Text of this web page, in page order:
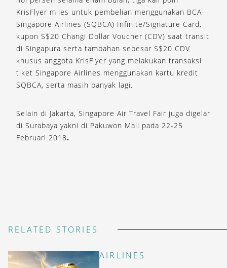
KrisFlyer miles untuk pembelian menggunakan BCA-
Singapore Airlines (SQBCA) Infinite/Signature Card,
kupon S$20 Changi Dollar Voucher (CDV) saat transit
di Singapura serta tambahan sebesar S$20 CDV
khusus anggota KrisFlyer yang melakukan transaksi
tiket Singapore Airlines menggunakan kartu kredit
SQBCA, serta masih banyak lagi.
Selain di Jakarta, Singapore Air Travel Fair juga digelar
di Surabaya yakni di Pakuwon Mall pada 22-25
Februari 2018.
RELATED STORIES
AIRLINES